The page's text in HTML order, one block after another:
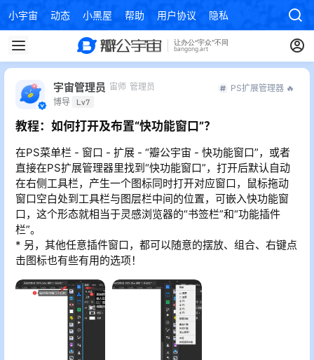
小宇宙 动态 小黑屋 帮助 用户协议 隐私政策
宇宙管理员 宙师 管理员
博导 Lv7
PS扩展管理器 🔥
教程：如何打开及布置“快功能窗口”？
在PS菜单栏 - 窗口 - 扩展 - “瓣公宇宙 - 快功能窗口”，或者
直接在PS扩展管理器里找到“快功能窗口”，打开后默认自动
在右侧工具栏，产生一个图标同时打开对应窗口，鼠标拖动
窗口空白处到工具栏与图层栏中间的位置，可嵌入快功能窗
口，这个形态就相当于灵感浏览器的“书签栏”和“功能插件
栏”。
* 另，其他任意插件窗口，都可以随意的摆放、组合、右键点
击图标也有些有用的选项！